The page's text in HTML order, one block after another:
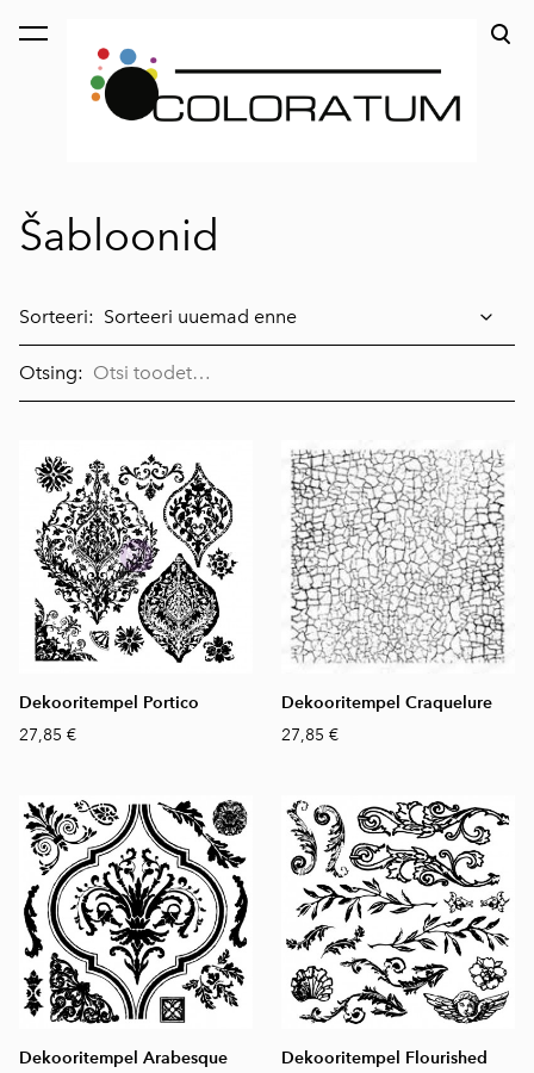
lisati ostukorvi.
Šabloonid
Sorteeri:
Otsing:
Dekooritempel Portico
27,85 €
Dekooritempel Craquelure
27,85 €
Dekooritempel Arabesque
Dekooritempel Flourished